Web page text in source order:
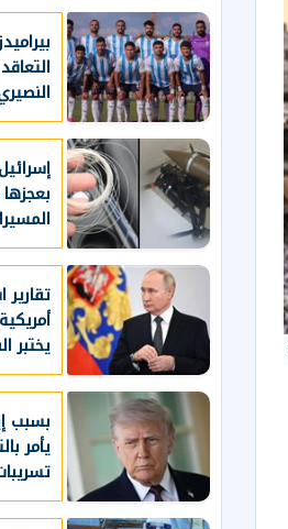
ولا
كاملا
تقارير
يختبر
بالحلف
بسبب
يأمر